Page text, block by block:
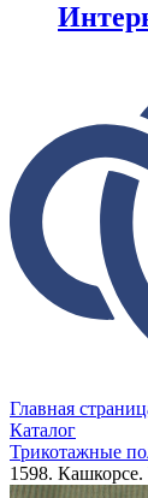
Главная
Каталог
Трикотажные
1598.